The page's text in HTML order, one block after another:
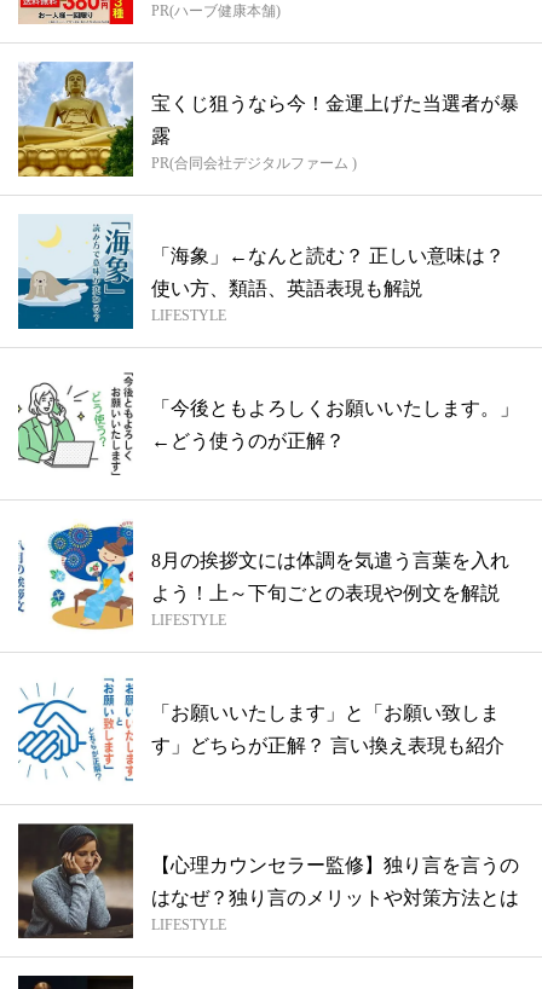
PR(ハーブ健康本舗)
宝くじ狙うなら今！金運上げた当選者が暴
露
PR(合同会社デジタルファーム )
「海象」←なんと読む？ 正しい意味は？
使い方、類語、英語表現も解説
LIFESTYLE
「今後ともよろしくお願いいたします。」
←どう使うのが正解？
8月の挨拶文には体調を気遣う言葉を入れ
よう！上～下旬ごとの表現や例文を解説
LIFESTYLE
「お願いいたします」と「お願い致しま
す」どちらが正解？ 言い換え表現も紹介
【心理カウンセラー監修】独り言を言うの
はなぜ？独り言のメリットや対策方法とは
LIFESTYLE